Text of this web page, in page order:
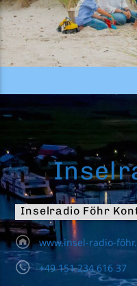
Inselradio Föhr
www.insel-radio-
+49 151 234 616 37